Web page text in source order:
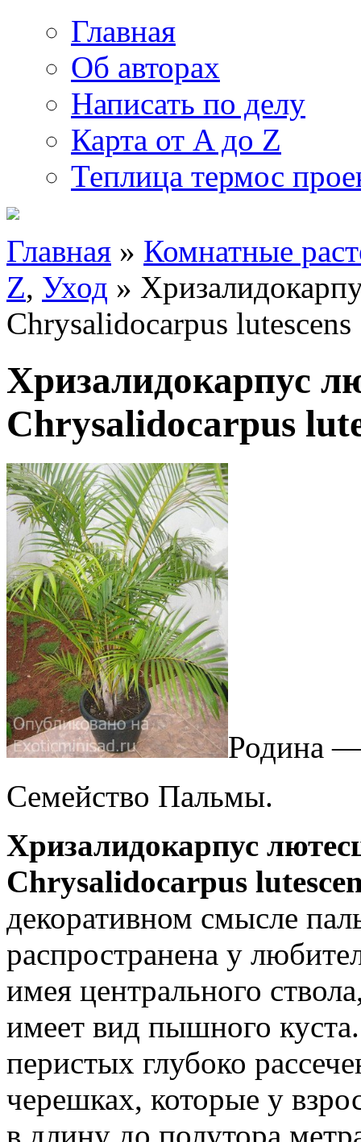
Главная
Об авторах
Написать по делу
Карта от A до Z
Теплица термос
Главная » Комнатные
Z, Уход »
Chrysalidocarpus lutescens
Хризалидокарпус
Chrysalidocarpus
Родина
Семейство Пальмы.
Хризалидокарпус
Chrysalidocarpus
декоративном смысле
распространена у
имея центрального
имеет вид пышного
перистых глубоко
черешках, которые у
в длину до полутора